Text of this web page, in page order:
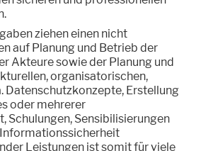
ziehen einen nicht
auf Planung und Betrieb der
Akteure sowie der Planung und
organisatorischen,
Datenschutzkonzepte, Erstellung
oder mehrerer
Schulungen, Sensibilisierungen
Informationssicherheit
Leistungen ist somit für viele